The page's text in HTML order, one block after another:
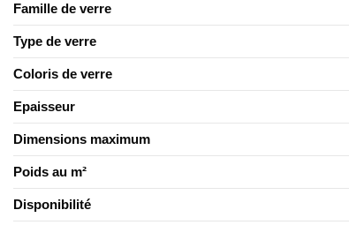
Famille de verre
Type de verre
Coloris de verre
Epaisseur
Dimensions maximum
Poids au m²
Disponibilité